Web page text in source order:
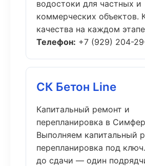
водостоки для частных и
коммерческих объектов.
качества на каждом
Телефон: +7 (929) 204-
СК Бетон Line
Капитальный ремонт и
перепланировка в
Выполняем капитальный
перепланировка под
до сдачи — один